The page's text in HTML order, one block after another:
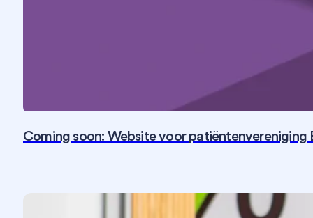
Coming soon: Website voor patiëntenvereniging
Fotografie SEO Social Media Strategie